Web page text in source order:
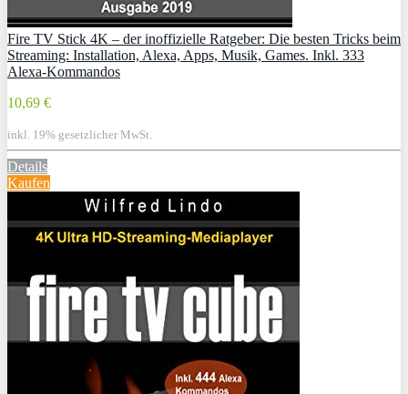
Fire TV Stick 4K – der inoffizielle Ratgeber: Die besten Tricks beim
Streaming: Installation, Alexa, Apps, Musik, Games. Inkl. 333
Alexa-Kommandos
10,69 €
inkl. 19% gesetzlicher MwSt.
Details
Kaufen